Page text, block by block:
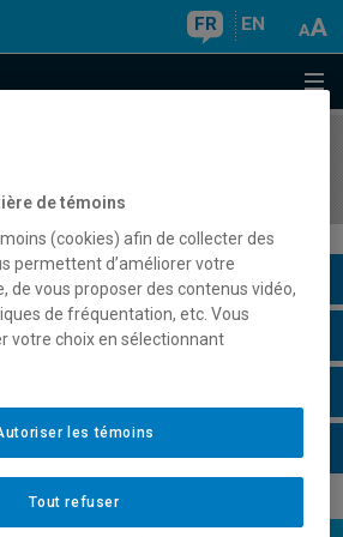
FR EN
de témoins
(cookies) afin de collecter des
permettent d’améliorer votre
de vous proposer des contenus vidéo,
de fréquentation, etc. Vous
votre choix en sélectionnant
Tout refuser
les témoins